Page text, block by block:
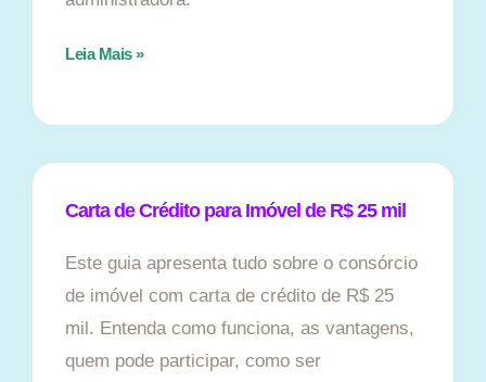
Leia Mais »
Carta de Crédito para Imóvel de R$ 25 mil
Este guia apresenta tudo sobre o consórcio
de imóvel com carta de crédito de R$ 25
mil. Entenda como funciona, as vantagens,
quem pode participar, como ser